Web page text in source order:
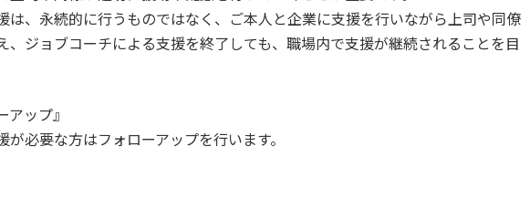
は、永続的に行うものではなく、ご本人と企業に支援を行いながら上司や同僚
、ジョブコーチによる支援を終了しても、職場内で支援が継続されることを目
アップ』
必要な方はフォローアップを行います。